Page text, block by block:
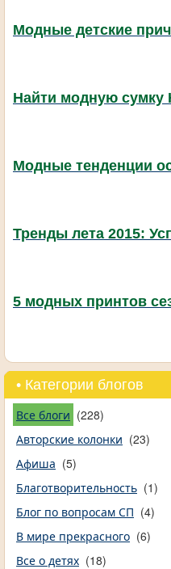
Модные детские
Найти модную
Модные тенденции
Тренды лета 2015:
5 модных принтов
• Категории блогов
Все блоги (228)
Авторские колонки (23)
Афиша (5)
Благотворительность (1)
Блог по вопросам СП (4)
В мире прекрасного (6)
Все о детях (18)